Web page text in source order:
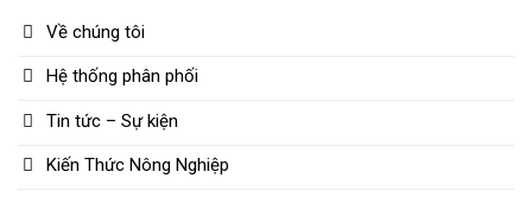
Về chúng tôi
Hệ thống phân phối
Tin tức – Sự kiện
Kiến Thức Nông Nghiệp